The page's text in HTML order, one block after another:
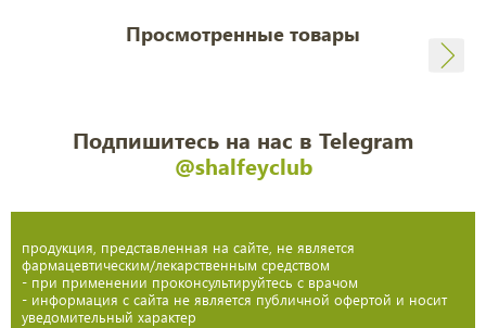
Просмотренные товары
Подпишитесь на нас в Telegram
@shalfeyclub
продукция, представленная на сайте, не является
фармацевтическим/лекарственным средством
- при применении проконсультируйтесь с врачом
- информация с сайта не является публичной офертой и носит
уведомительный характер